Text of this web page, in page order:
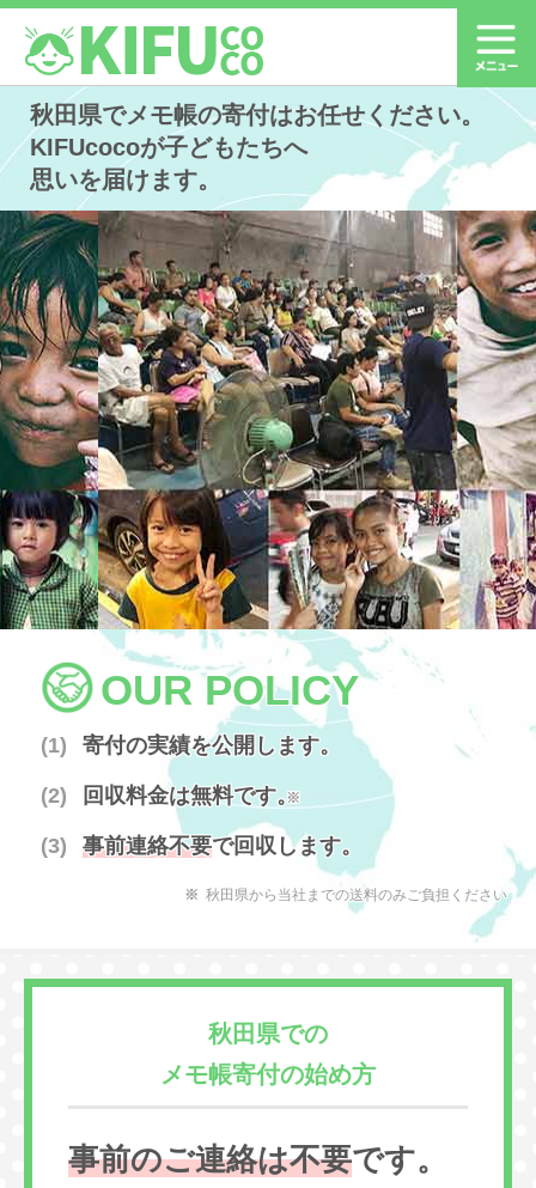
秋田県でメモ帳の寄付はお任せください。
KIFUcocoが子どもたちへ
思いを届けます。
OUR POLICY
寄付の実績を公開します。
回収料金は無料です。
※
事前連絡不要で回収します。
秋田県から当社までの送料のみご負担ください
秋田県での
メモ帳寄付の始め方
事前のご連絡は不要です。